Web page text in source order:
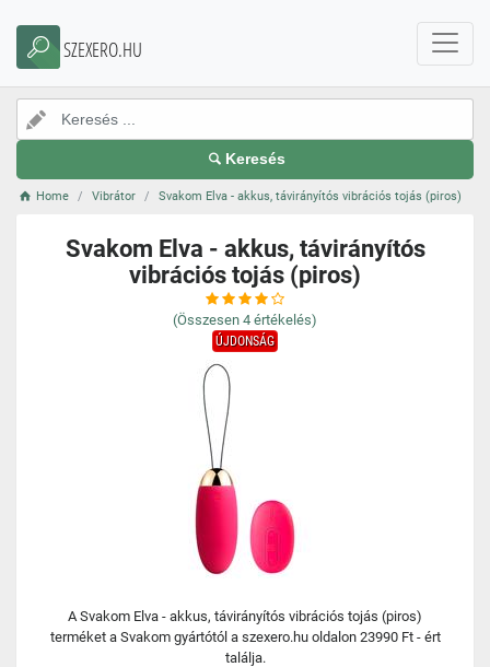
SZEXERO.HU
Keresés
Home Vibrátor Svakom Elva - akkus, távirányítós vibrációs tojás (piros)
Svakom Elva - akkus, távirányítós
vibrációs tojás (piros)
(Összesen 4 értékelés)
ÚJDONSÁG
A Svakom Elva - akkus, távirányítós vibrációs tojás (piros)
terméket a Svakom gyártótól a szexero.hu oldalon 23990 Ft - ért
találja.